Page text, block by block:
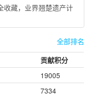
收藏，业界翘楚遗产计
全部排名
贡献积分
19005
7334